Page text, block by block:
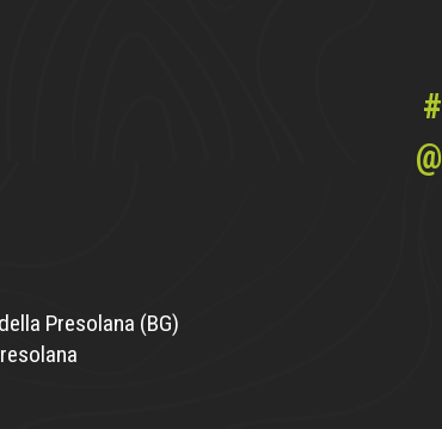
Presolana (BG)